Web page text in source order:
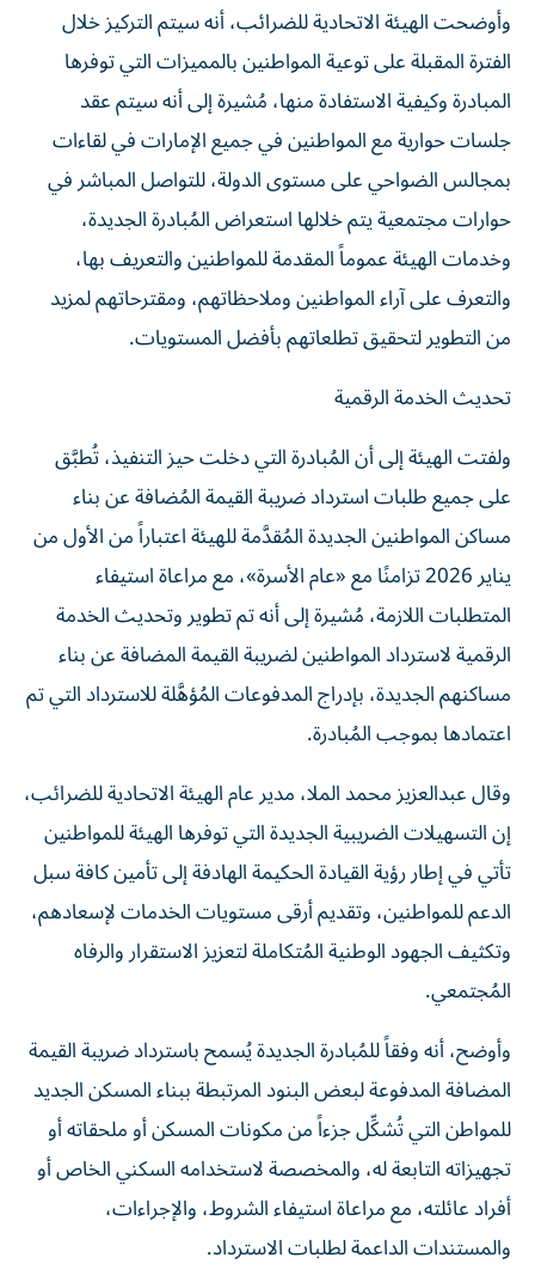
وأوضحت الهيئة الاتحادية للضرائب، أنه سيتم التركيز خلال
الفترة المقبلة على توعية المواطنين بالمميزات التي توفرها
المبادرة وكيفية الاستفادة منها، مُشيرة إلى أنه سيتم عقد
جلسات حوارية مع المواطنين في جميع الإمارات في لقاءات
بمجالس الضواحي على مستوى الدولة، للتواصل المباشر في
حوارات مجتمعية يتم خلالها استعراض المُبادرة الجديدة،
وخدمات الهيئة عموماً المقدمة للمواطنين والتعريف بها،
والتعرف على آراء المواطنين وملاحظاتهم، ومقترحاتهم لمزيد
من التطوير لتحقيق تطلعاتهم بأفضل المستويات.
تحديث الخدمة الرقمية
ولفتت الهيئة إلى أن المُبادرة التي دخلت حيز التنفيذ، تُطبَّق
على جميع طلبات استرداد ضريبة القيمة المُضافة عن بناء
مساكن المواطنين الجديدة المُقدَّمة للهيئة اعتباراً من الأول من
يناير 2026 تزامنًا مع «عام الأسرة»، مع مراعاة استيفاء
المتطلبات اللازمة، مُشيرة إلى أنه تم تطوير وتحديث الخدمة
الرقمية لاسترداد المواطنين لضريبة القيمة المضافة عن بناء
مساكنهم الجديدة، بإدراج المدفوعات المُؤهَّلة للاسترداد التي تم
اعتمادها بموجب المُبادرة.
وقال عبدالعزيز محمد الملا، مدير عام الهيئة الاتحادية للضرائب،
إن التسهيلات الضريبية الجديدة التي توفرها الهيئة للمواطنين
تأتي في إطار رؤية القيادة الحكيمة الهادفة إلى تأمين كافة سبل
الدعم للمواطنين، وتقديم أرقى مستويات الخدمات لإسعادهم،
وتكثيف الجهود الوطنية المُتكاملة لتعزيز الاستقرار والرفاه
المُجتمعي.
وأوضح، أنه وفقاً للمُبادرة الجديدة يُسمح باسترداد ضريبة القيمة
المضافة المدفوعة لبعض البنود المرتبطة ببناء المسكن الجديد
للمواطن التي تُشكِّل جزءاً من مكونات المسكن أو ملحقاته أو
تجهيزاته التابعة له، والمخصصة لاستخدامه السكني الخاص أو
أفراد عائلته، مع مراعاة استيفاء الشروط، والإجراءات،
والمستندات الداعمة لطلبات الاسترداد.